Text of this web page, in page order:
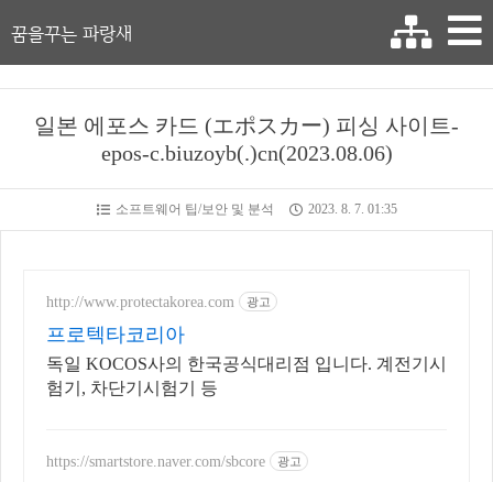
꿈을꾸는 파랑새
일본 에포스 카드 (エポスカー) 피싱 사이트-
epos-c.biuzoyb(.)cn(2023.08.06)
소프트웨어 팁/보안 및 분석 2023. 8. 7. 01:35
http://www.protectakorea.com 광고
프로텍타코리아
독일 KOCOS사의 한국공식대리점 입니다. 계전기시
험기, 차단기시험기 등
https://smartstore.naver.com/sbcore 광고